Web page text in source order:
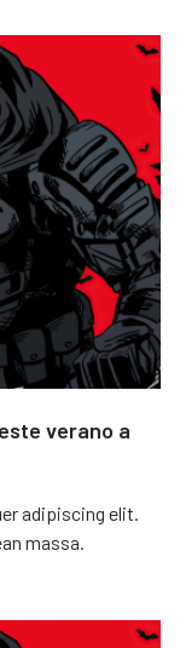
verano a
adipiscing elit.
massa.